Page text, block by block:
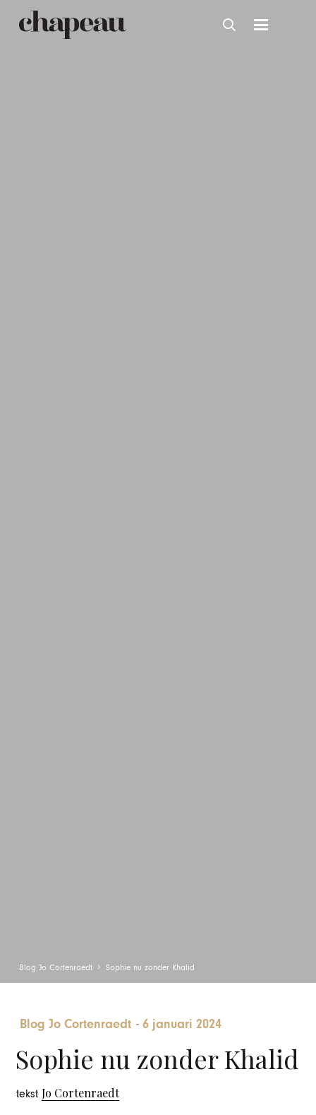
Blog Jo Cortenraedt Sophie nu zonder Khalid
Blog Jo Cortenraedt -6 januari 2024
Sophie nu zonder Khalid
tekstJo Cortenraedt